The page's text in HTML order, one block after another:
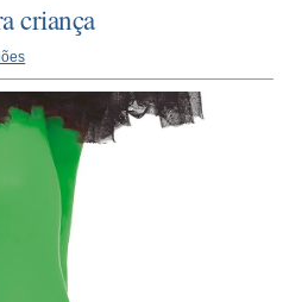
criança